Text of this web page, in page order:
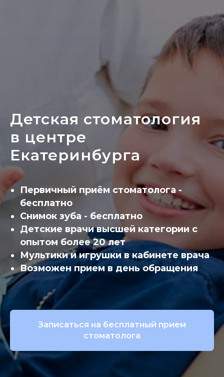
Детская стоматология
в центре
Екатеринбурга
Первичный приём стоматолога -
бесплатно
Снимок зуба - бесплатно
Детские врачи высшей категории с
опытом более 20 лет
Мультики и игрушки в кабинете врача
Возможен прием в день обращения
Записаться на бесплатный прием
стоматолога